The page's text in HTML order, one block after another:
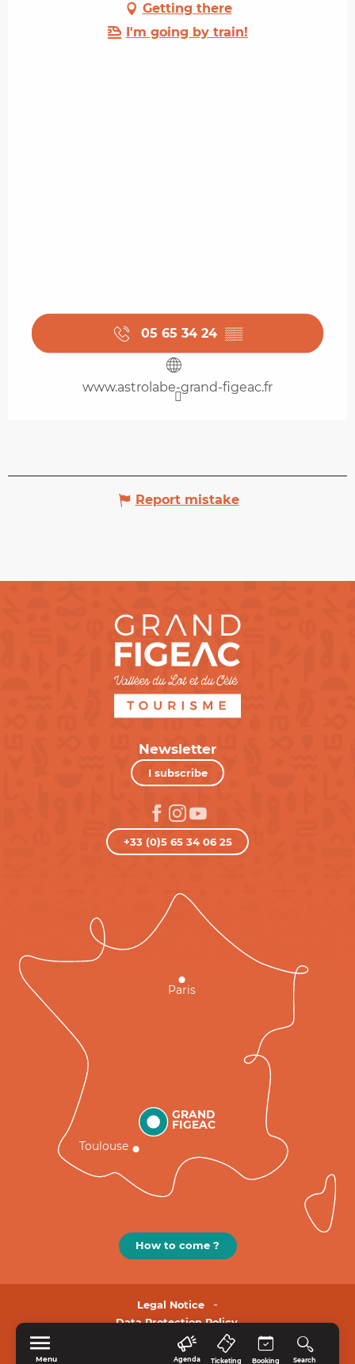
Menu Agenda Ticketing Booking Search
Getting there
I'm going by train!
05 65 34 24 ▒▒
www.astrolabe-grand-figeac.fr
Report mistake
Newsletter
I subscribe
+33 (0)5 65 34 06 25
GRAND
FIGEAC
Toulouse
Paris
How to come ?
Legal Notice
Data Protection Policy.